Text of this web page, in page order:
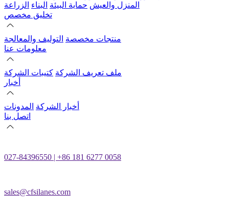
المنزل والعيش حماية البيئة البناء الزراعة
تخليق مخصص
منتجات مخصصة التوليف والمعالجة
معلومات عنا
ملف تعريف الشركة كتيبات الشركة
أخبار
أخبار الشركة المدونات
اتصل بنا
027-84396550 | +86 181 6277 0058
sales@cfsilanes.com